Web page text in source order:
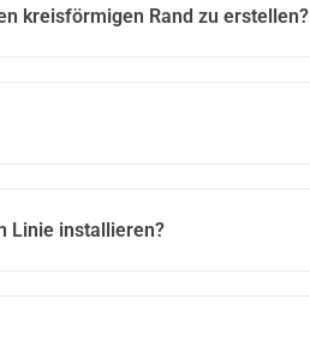
kreisförmigen Rand zu erstellen?
Linie installieren?